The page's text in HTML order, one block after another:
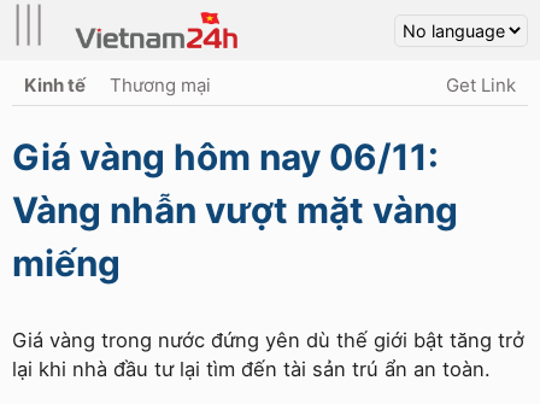
Kinh tế Thương mại Get Link
Giá vàng hôm nay 06/11:
Vàng nhẫn vượt mặt vàng
miếng
Giá vàng trong nước đứng yên dù thế giới bật tăng trở
lại khi nhà đầu tư lại tìm đến tài sản trú ẩn an toàn.